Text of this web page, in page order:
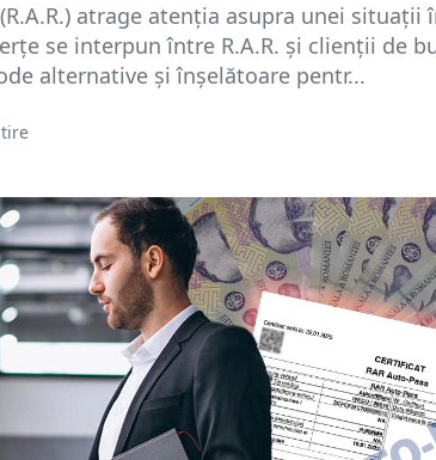
atrage atenția asupra unei situații
se interpun între R.A.R. și clienții de
alternative și înșelătoare pentr...